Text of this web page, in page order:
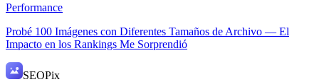
Performance
Probé 100 Imágenes con Diferentes Tamaños de Archivo — El
Impacto en los Rankings Me Sorprendió
SEOPix